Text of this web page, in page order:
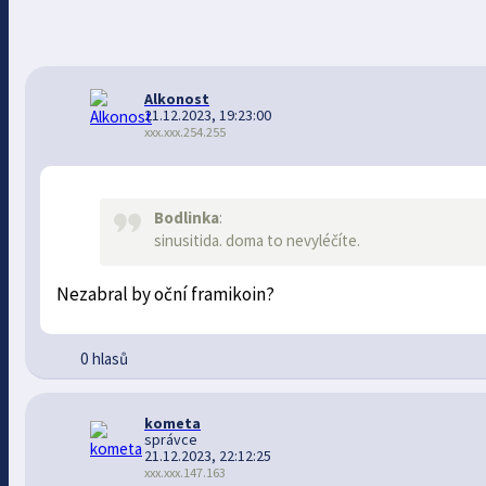
Alkonost
21.12.2023, 19:23:00
xxx.xxx.254.255
Bodlinka:
sinusitida. doma to nevyléčíte.
Nezabral by oční framikoin?
0 hlasů
kometa
správce
21.12.2023, 22:12:25
xxx.xxx.147.163